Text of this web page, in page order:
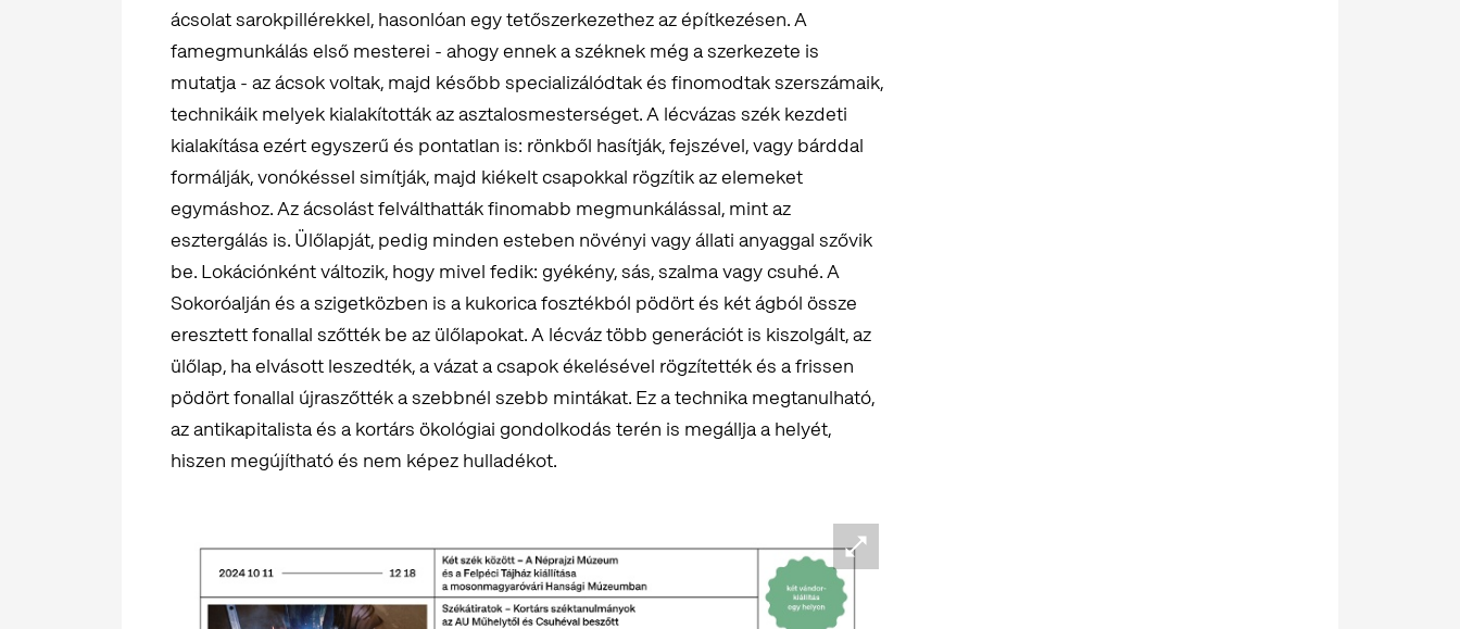
ácsolat sarokpillérekkel, hasonlóan egy tetőszerkezethez az építkezésen. A
famegmunkálás első mesterei - ahogy ennek a széknek még a szerkezete is
mutatja - az ácsok voltak, majd később specializálódtak és finomodtak szerszámaik,
technikáik melyek kialakították az asztalosmesterséget. A lécvázas szék kezdeti
kialakítása ezért egyszerű és pontatlan is: rönkből hasítják, fejszével, vagy bárddal
formálják, vonókéssel simítják, majd kiékelt csapokkal rögzítik az elemeket
egymáshoz. Az ácsolást felválthatták finomabb megmunkálással, mint az
esztergálás is. Ülőlapját, pedig minden esteben növényi vagy állati anyaggal szővik
be. Lokációnként változik, hogy mivel fedik: gyékény, sás, szalma vagy csuhé. A
Sokoróalján és a szigetközben is a kukorica fosztékból pödört és két ágból össze
eresztett fonallal szőtték be az ülőlapokat. A lécváz több generációt is kiszolgált, az
ülőlap, ha elvásott leszedték, a vázat a csapok ékelésével rögzítették és a frissen
pödört fonallal újraszőtték a szebbnél szebb mintákat. Ez a technika megtanulható,
az antikapitalista és a kortárs ökológiai gondolkodás terén is megállja a helyét,
hiszen megújítható és nem képez hulladékot.